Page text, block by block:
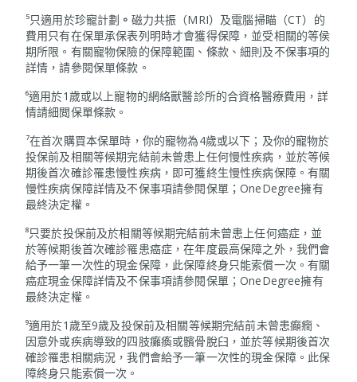
⁵只適用於珍寵計劃 。 磁力共振（MRI）及電腦掃瞄（CT）的
費用只有在保單承保表列明時才會獲得保障，並受相關的等侯
期所限。有關寵物保險的保障範圍、條款、細則及不保事項的
詳情，請參閱保單條款。
⁶適用於1歲或以上寵物的網絡獸醫診所的合資格醫療費用，詳
情請細閲保單條款。
⁷在首次購買本保單時，你的寵物為4歲或以下；及你的寵物於
投保前及相關等候期完結前未曾患上任何慢性疾病，並於等候
期後首次確診罹患慢性疾病，即可獲終生慢性疾病保障。有關
慢性疾病保障詳情及不保事項請參閱保單；OneDegree擁有
最終決定權。
⁸只要於投保前及於相關等候期完結前未曾患上任何癌症，並
於等候期後首次確診罹患癌症，在年度最高保障之外，我們會
給予一筆一次性的現金保障，此保障終身只能索償一次。有關
癌症現金保障詳情及不保事項請參閱保單；OneDegree擁有
最終決定權。
⁹適用於1歲至9歲及投保前及相關等候期完結前未曾患癲癇、
因意外或疾病導致的四肢癱瘓或髕骨脫臼，並於等候期後首次
確診罹患相關病況，我們會給予一筆一次性的現金保障。此保
障終身只能索償一次。